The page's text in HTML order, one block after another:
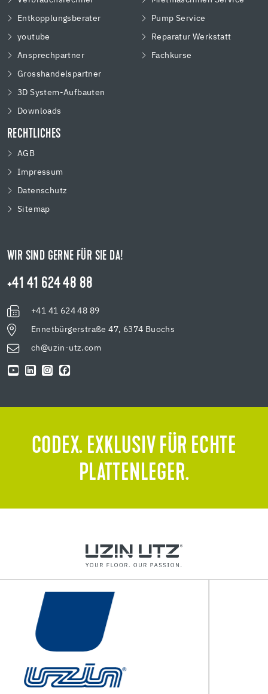
Entkopplungsberater
youtube
Ansprechpartner
Grosshandelspartner
3D System-Aufbauten
Downloads
Pump Service
Reparatur Werkstatt
Fachkurse
RECHTLICHES
AGB
Impressum
Datenschutz
Sitemap
WIR SIND GERNE FÜR SIE DA!
+41 41 624 48 88
+41 41 624 48 89
Ennetbürgerstraße 47, 6374 Buochs
ch@uzin-utz.com
CODEX. EXKLUSIV FÜR ECHTE
PLATTENLEGER.